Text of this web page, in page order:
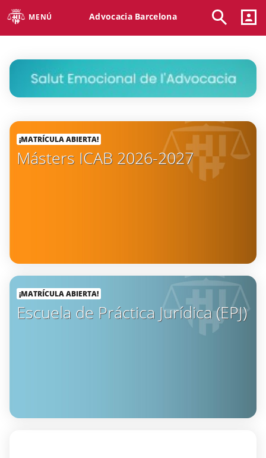
MENÚ Advocacia Barcelona
¡MATRÍCULA ABIERTA!
Másters ICAB 2026-2027
¡MATRÍCULA ABIERTA!
Escuela de Práctica Jurídica (EPJ)